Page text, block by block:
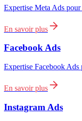
Expertise Meta Ads
En savoir plus
Facebook Ads
Expertise Facebook Ads
En savoir plus
Instagram Ads